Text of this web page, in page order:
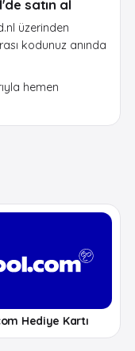
satın al
üzerinden
kodunuz anında
hemen
Hediye Kartı